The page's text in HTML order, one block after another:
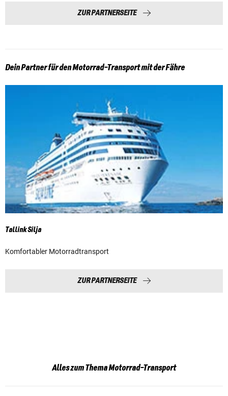
ZUR PARTNERSEITE
Dein Partner für den Motorrad-Transport mit der Fähre
Tallink Silja
Komfortabler Motorradtransport
ZUR PARTNERSEITE
Alles zum Thema Motorrad-Transport